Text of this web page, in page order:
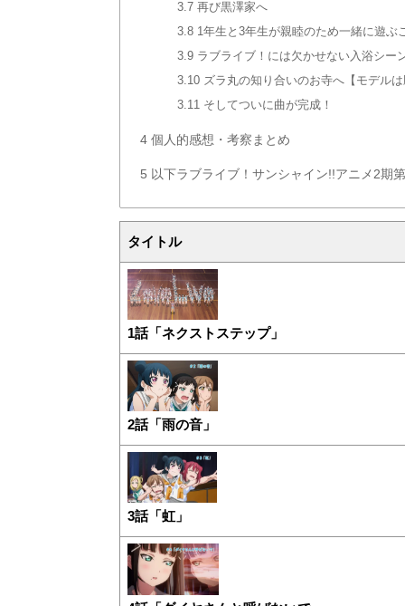
3.7 再び黒澤家へ
3.8 1年生と3年生が親睦のため一緒に遊ぶ
3.9 ラブライブ！には欠かせない入浴シー
3.10 ズラ丸の知り合いのお寺へ【モデルは
3.11 そしてついに曲が完成！
4 個人的感想・考察まとめ
5 以下ラブライブ！サンシャイン!!アニメ2期
タイトル
1話「ネクストステップ」
2話「雨の音」
3話「虹」